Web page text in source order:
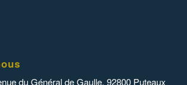
du Général de Gaulle, 92800 Puteaux